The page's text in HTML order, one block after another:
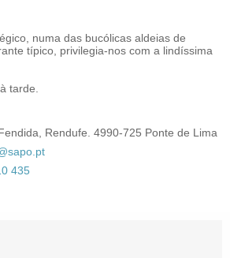
numa das bucólicas aldeias de
típico, privilegia-nos com a lindíssima
tarde.
Rendufe. 4990-725 Ponte de Lima
435